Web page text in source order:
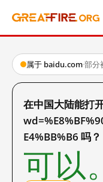
属于 baidu.com·部分
在中国大陆能
E4%BB%B6 吗？
可以。